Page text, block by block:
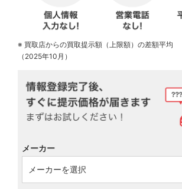
※ 買取店からの買取提示額（上限額）の差額平均
（2025年10月）
メーカー